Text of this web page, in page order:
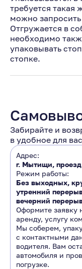
требуется такая
можно
Отгружается в
необходимо
упаковывать
стопке.
Забирайте и
в удобное для
Адрес:
г. Мытищи,
Режим работы:
Без выходных,
утренний
вечерний
Оформите заявку
аренду, услугу
Мы соберем,
с контактными
водителя. Вам
автомобиля и
погрузке.